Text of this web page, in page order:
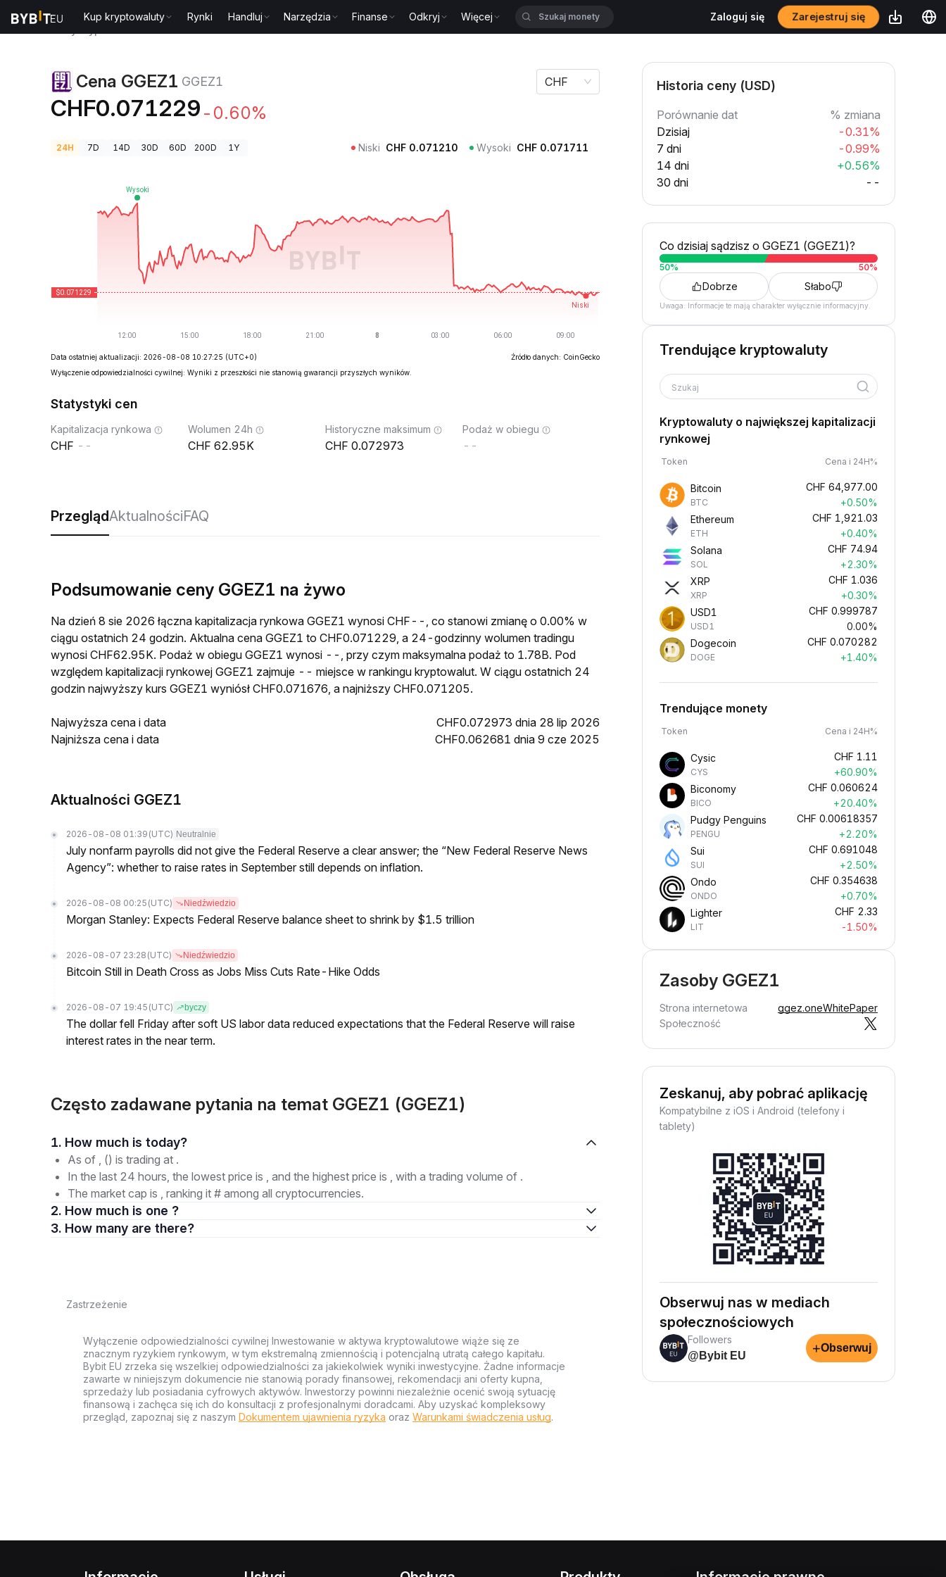
Kup kryptowaluty Rynki Handluj Narzędzia Finanse Odkryj Więcej Zaloguj się Zarejestruj się
Cena GGEZ1 GGEZ1
CHF0.071229 -0.60%
CHF
24H 7D 14D 30D 60D 200D 1Y Niski CHF 0.071210 Wysoki CHF 0.071711
Data ostatniej aktualizacji: 2026-08-08 10:27:25 (UTC+0)
Źródło danych: CoinGecko
Wyłączenie odpowiedzialności cywilnej: Wyniki z przeszłości nie stanowią gwarancji przyszłych wyników.
Statystyki cen
Kapitalizacja rynkowa
--
Wolumen 24h
62.95K
Historyczne maksimum
0.072973
Podaż w obiegu
--
PrzeglądAktualnościFAQ
Podsumowanie ceny GGEZ1 na żywo
Na dzień 8 sie 2026 łączna kapitalizacja rynkowa GGEZ1 wynosi CHF--, co stanowi zmianę o 0.00% w
ciągu ostatnich 24 godzin. Aktualna cena GGEZ1 to CHF0.071229, a 24-godzinny wolumen tradingu
wynosi CHF62.95K. Podaż w obiegu GGEZ1 wynosi --, przy czym maksymalna podaż to 1.78B. Pod
względem kapitalizacji rynkowej GGEZ1 zajmuje -- miejsce w rankingu kryptowalut. W ciągu ostatnich 24
godzin najwyższy kurs GGEZ1 wyniósł CHF0.071676, a najniższy CHF0.071205.
Najwyższa cena i data
CHF0.072973 dnia 28 lip 2026
Najniższa cena i data
CHF0.062681 dnia 9 cze 2025
Aktualności GGEZ1
2026-08-08 01:39 (UTC) Neutralnie
July nonfarm payrolls did not give the Federal Reserve a clear answer; the “New Federal Reserve News
Agency”: whether to raise rates in September still depends on inflation.
2026-08-08 00:25 (UTC) Niedźwiedzio
Morgan Stanley: Expects Federal Reserve balance sheet to shrink by $1.5 trillion
2026-08-07 23:28 (UTC) Niedźwiedzio
Bitcoin Still in Death Cross as Jobs Miss Cuts Rate-Hike Odds
2026-08-07 19:45 (UTC) byczy
The dollar fell Friday after soft US labor data reduced expectations that the Federal Reserve will raise
interest rates in the near term.
Często zadawane pytania na temat GGEZ1 (GGEZ1)
1. How much is today?
As of , () is trading at .
In the last 24 hours, the lowest price is , and the highest price is , with a trading volume of .
The market cap is , ranking it # among all cryptocurrencies.
2. How much is one ?
3. How many are there?
Zastrzeżenie
Wyłączenie odpowiedzialności cywilnej Inwestowanie w aktywa kryptowalutowe wiąże się ze
znacznym ryzykiem rynkowym, w tym ekstremalną zmiennością i potencjalną utratą całego kapitału.
Bybit EU zrzeka się wszelkiej odpowiedzialności za jakiekolwiek wyniki inwestycyjne. Żadne informacje
zawarte w niniejszym dokumencie nie stanowią porady finansowej, rekomendacji ani oferty kupna,
sprzedaży lub posiadania cyfrowych aktywów. Inwestorzy powinni niezależnie ocenić swoją sytuację
finansową i zachęca się ich do konsultacji z profesjonalnymi doradcami. Aby uzyskać kompleksowy
przegląd, zapoznaj się z naszym Dokumentem ujawnienia ryzyka oraz Warunkami świadczenia usług.
Historia ceny (USD)
Porównanie dat
% zmiana
Dzisiaj
-0.31%
7 dni
-0.99%
14 dni
+0.56%
30 dni
--
Co dzisiaj sądzisz o GGEZ1 (GGEZ1)?
50% 50%
Dobrze Słabo
Uwaga: Informacje te mają charakter wyłącznie informacyjny.
Trendujące kryptowaluty
Szukaj
Kryptowaluty o największej kapitalizacji
rynkowej
Token Cena i 24H%
Bitcoin
BTC
CHF 64,977.00
+0.50%
Ethereum
ETH
CHF 1,921.03
+0.40%
Solana
SOL
CHF 74.94
+2.30%
XRP
XRP
CHF 1.036
+0.30%
USD1
USD1
CHF 0.999787
0.00%
Dogecoin
DOGE
CHF 0.070282
+1.40%
Trendujące monety
Token Cena i 24H%
Cysic
CYS
CHF 1.11
+60.90%
Biconomy
BICO
CHF 0.060624
+20.40%
Pudgy Penguins
PENGU
CHF 0.00618357
+2.20%
Sui
SUI
CHF 0.691048
+2.50%
Ondo
ONDO
CHF 0.354638
+0.70%
Lighter
LIT
CHF 2.33
-1.50%
Zasoby GGEZ1
Strona internetowa ggez.oneWhitePaper
Społeczność
Zeskanuj, aby pobrać aplikację
Kompatybilne z iOS i Android (telefony i
tablety)
Obserwuj nas w mediach
społecznościowych
Followers
@Bybit EU
+Obserwuj